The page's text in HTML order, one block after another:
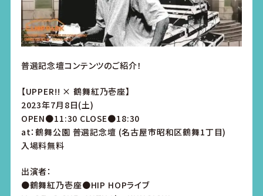
普選記念壇コンテンツのご紹介！
【UPPER!! × 鶴舞紅乃壱座】
2023年7月8日(土)
OPEN●11:30 CLOSE●18:30
at：鶴舞公園 普選記念壇 (名古屋市昭和区鶴舞1丁目)
入場料無料
出演者：
●鶴舞紅乃壱座●HIP HOPライブ